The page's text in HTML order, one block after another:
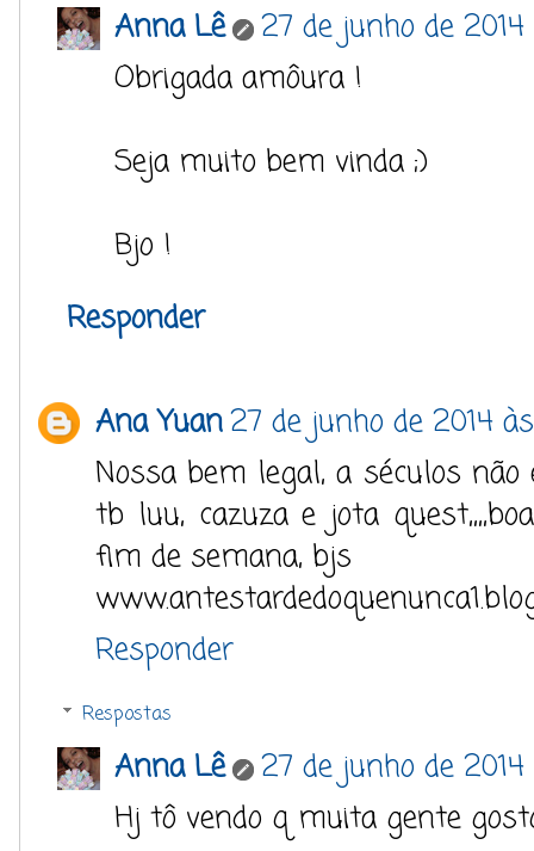
Anna Lê
27 de junho de 2014
Obrigada amôura !
Seja muito bem vinda ;)
Bjo !
Responder
Ana Yuan27 de junho de 2014 às
Nossa bem legal, a séculos não
tb luu, cazuza e jota
fim de semana, bjs
Responder
Respostas
Anna Lê
27 de junho de 2014
Hj tô vendo q muita gente